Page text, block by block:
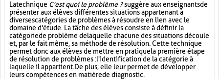
La technique C'est quoi le problème ?suggère aux enseignants de
présenter aux élèves différentes situations appartenant à
diverses catégories de problèmes à résoudre en lien avec le
domaine d'étude. La tâche des élèves consiste à définir la
catégorie de problème de laquelle chacune des situations découle
et, par le fait même, sa méthode de résolution. Cette technique
permet donc aux élèves de mettre en pratique la première étape
de résolution de problèmes : l'identification de la catégorie à
laquelle il appartient. De plus, elle leur permet de développer
leurs compétences en matière de diagnostic.